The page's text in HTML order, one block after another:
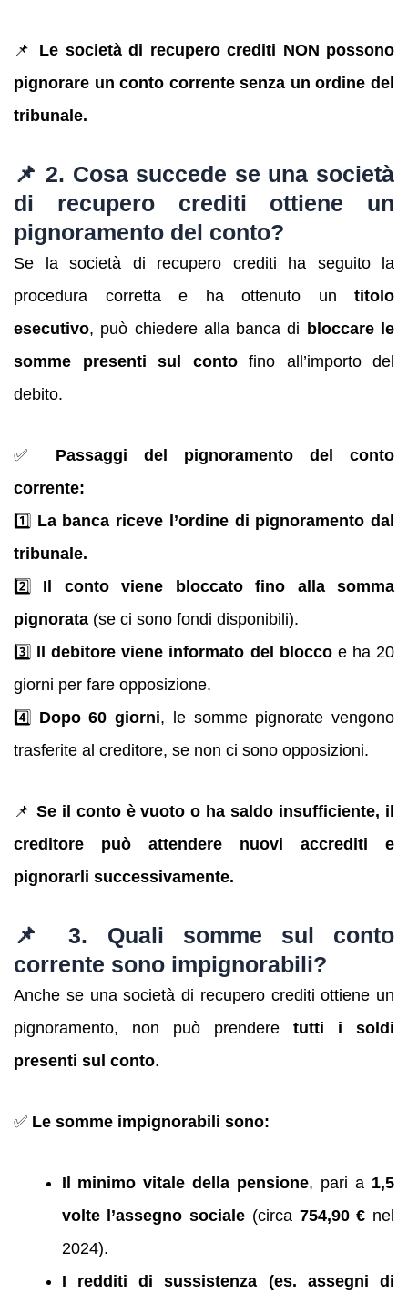
📌 Le società di recupero crediti NON possono
pignorare un conto corrente senza un ordine del
tribunale.
📌 2. Cosa succede se una società
di recupero crediti ottiene un
pignoramento del conto?
Se la società di recupero crediti ha seguito la
procedura corretta e ha ottenuto un titolo
esecutivo, può chiedere alla banca di bloccare le
somme presenti sul contofino all’importo del
debito.
✅ Passaggi del pignoramento del conto
corrente:
1️⃣ La banca riceve l’ordine di pignoramento dal
tribunale.
2️⃣ Il conto viene bloccato fino alla somma
pignorata (se ci sono fondi disponibili).
3️⃣ Il debitore viene informato del bloccoe ha 20
giorni per fare opposizione.
4️⃣ Dopo 60 giorni, le somme pignorate vengono
trasferite al creditore, se non ci sono opposizioni.
📌 Se il conto è vuoto o ha saldo insufficiente, il
creditore può attendere nuovi accrediti e
pignorarli successivamente.
📌 3. Quali somme sul conto
corrente sono impignorabili?
Anche se una società di recupero crediti ottiene un
pignoramento, non può prendere tutti i soldi
presenti sul conto.
✅ Le somme impignorabili sono:
Il minimo vitale della pensione, pari a 1,5
volte l’assegno sociale (circa 754,90 € nel
2024).
I redditi di sussistenza (es. assegni di